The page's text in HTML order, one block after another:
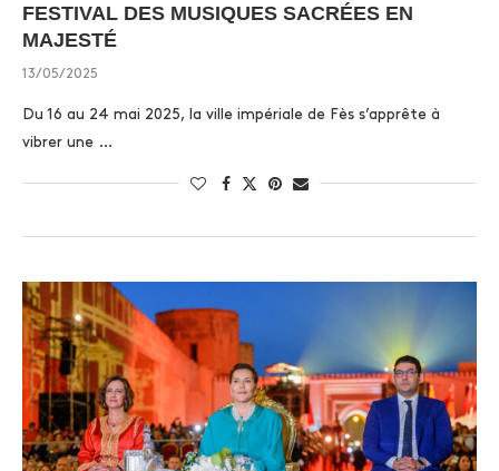
FESTIVAL DES MUSIQUES SACRÉES EN
MAJESTÉ
13/05/2025
Du 16 au 24 mai 2025, la ville impériale de Fès s’apprête à
vibrer une …